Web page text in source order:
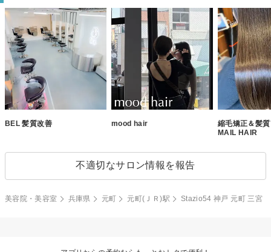
BEL 髪質改善 mood hair
縮毛矯正＆髪
MAIL HAIR
不適切なサロン情報を報告
美容院・美容室 兵庫県 元町 元町(ＪＲ)駅 Stazio54 神戸 元町 三宮